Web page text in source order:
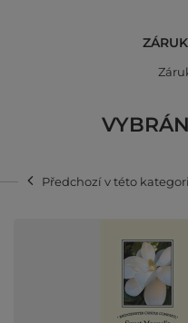
Předchozí v této